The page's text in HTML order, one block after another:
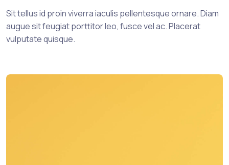
Sit tellus id proin viverra iaculis pellentesque ornare. Diam
augue sit feugiat porttitor leo, fusce vel ac. Placerat
vulputate quisque.